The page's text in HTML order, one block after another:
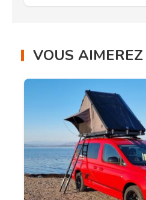
VOUS